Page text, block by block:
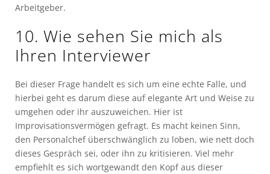
Arbeitgeber.
10. Wie sehen Sie mich als
Ihren Interviewer
Bei dieser Frage handelt es sich um eine echte Falle, und
hierbei geht es darum diese auf elegante Art und Weise zu
umgehen oder ihr auszuweichen. Hier ist
Improvisationsvermögen gefragt. Es macht keinen Sinn,
den Personalchef überschwänglich zu loben, wie nett doch
dieses Gespräch sei, oder ihn zu kritisieren. Viel mehr
empfiehlt es sich wortgewandt den Kopf aus dieser